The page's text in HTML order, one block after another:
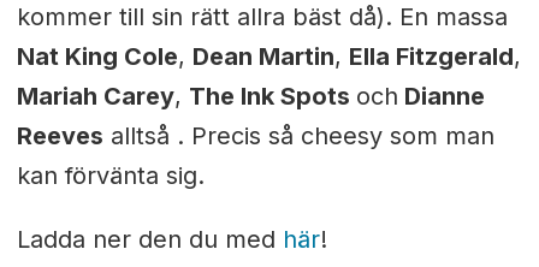
kommer till sin rätt allra bäst då). En massa
Nat King Cole, Dean Martin, Ella Fitzgerald,
Mariah Carey, The Ink Spots och Dianne
Reeves alltså . Precis så cheesy som man
kan förvänta sig.
Ladda ner den du med här!